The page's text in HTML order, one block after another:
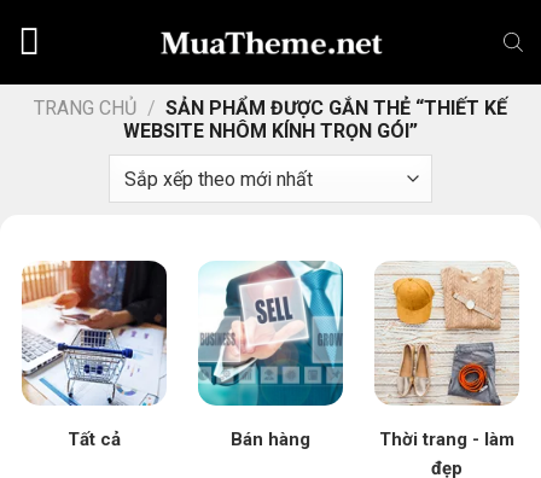
dungTRANG CHỦ / SẢN PHẨM ĐƯỢC GẮN THẺ “THIẾT KẾ
WEBSITE NHÔM KÍNH TRỌN GÓI”
Tất cả Bán hàng
Thời trang - làm
đẹp